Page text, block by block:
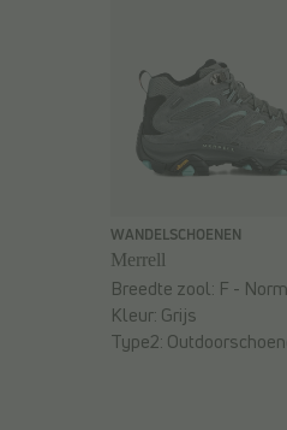
WANDELSCHOENEN
Merrell
Breedte zool: F -
Kleur: Grijs
Type2: